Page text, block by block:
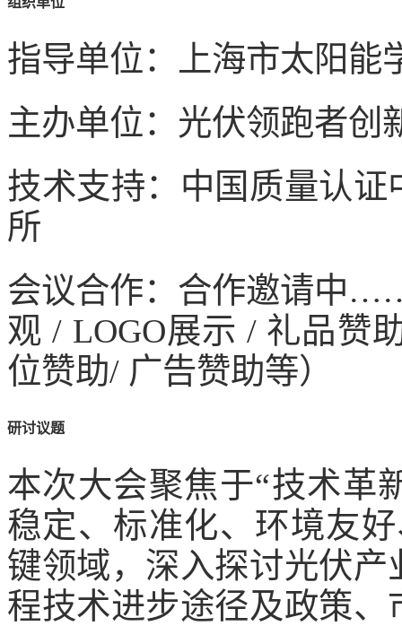
指导单位：上海市太阳能
主办单位：光伏领跑者创
技术支持：中国质量认
所
会议合作：合作邀请中
观 / LOGO展示 / 礼品赞
位赞助/ 广告赞助等）
研讨议题
本次大会聚焦于“技术革
稳定、标准化、环境友
键领域，深入探讨光伏
程技术进步途径及政策